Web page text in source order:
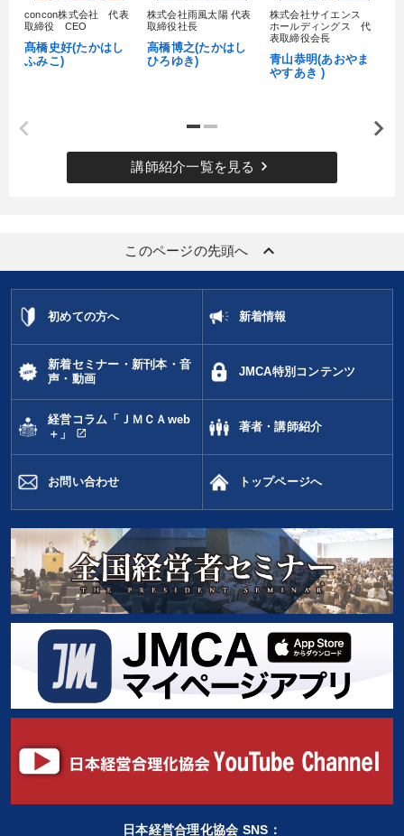
concon株式会社 代表
取締役 CEO
髙橋史好(たかはし
ふみこ)
株式会社雨風太陽 代表
取締役社長
高橋博之(たかはし
ひろゆき)
株式会社サイエンス
ホールディングス 代
表取締役会長
青山恭明(あおやま
やすあき )
講師紹介一覧を見る keyboard_arrow_right
このページの先頭へ keyboard_arrow_up
初めての方へ 新着情報
新着セミナー・新刊本・音
声・動画
JMCA特別コンテンツ
経営コラム「ＪＭＣＡweb
＋」
open_in_new
著者・講師紹介
お問い合わせ トップページへ
日本経営合理化協会 SNS：